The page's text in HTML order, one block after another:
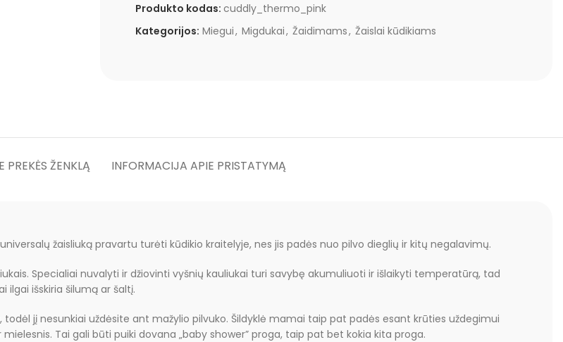
Produkto kodas: cuddly_thermo_pink
Kategorijos: Miegui, Migdukai, Žaidimams, Žaislai kūdikiams
PREKĖS ŽENKLĄ INFORMACIJA APIE PRISTATYMĄ
žaisliuką pravartu turėti kūdikio kraitelyje, nes jis padės nuo pilvo dieglių ir kitų negalavimų.
Specialiai nuvalyti ir džiovinti vyšnių kauliukai turi savybę akumuliuoti ir išlaikyti temperatūrą, tad
ilgai išskiria šilumą ar šaltį.
jį nesunkiai uždėsite ant mažylio pilvuko. Šildyklė mamai taip pat padės esant krūties uždegimui
Tai gali būti puiki dovana „baby shower” proga, taip pat bet kokia kita proga.